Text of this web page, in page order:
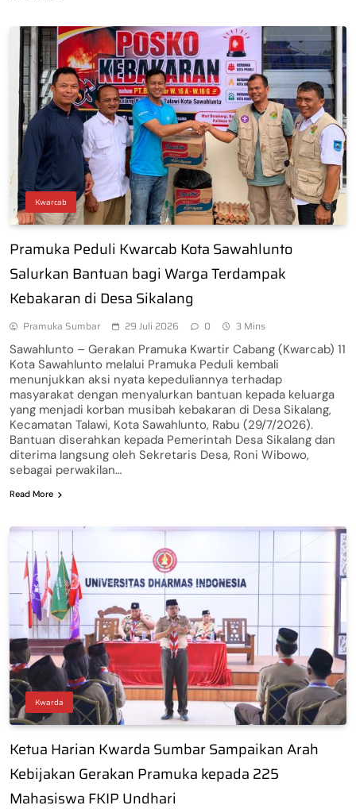
Kwarcab
Pramuka Peduli Kwarcab Kota Sawahlunto
Salurkan Bantuan bagi Warga Terdampak
Kebakaran di Desa Sikalang
Pramuka Sumbar 29 Juli 2026 0 3 Mins
Sawahlunto – Gerakan Pramuka Kwartir Cabang (Kwarcab) 11
Kota Sawahlunto melalui Pramuka Peduli kembali
menunjukkan aksi nyata kepeduliannya terhadap
masyarakat dengan menyalurkan bantuan kepada keluarga
yang menjadi korban musibah kebakaran di Desa Sikalang,
Kecamatan Talawi, Kota Sawahlunto, Rabu (29/7/2026).
Bantuan diserahkan kepada Pemerintah Desa Sikalang dan
diterima langsung oleh Sekretaris Desa, Roni Wibowo,
sebagai perwakilan…
Read More
Kwarda
Ketua Harian Kwarda Sumbar Sampaikan Arah
Kebijakan Gerakan Pramuka kepada 225
Mahasiswa FKIP Undhari